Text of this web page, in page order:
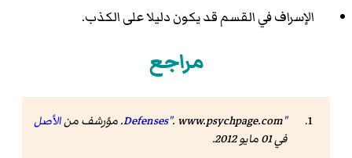
الإسراف في القسم قد يكون دليلا على الكذب.
مراجع
"Defenses". www.psychpage.com. مؤرشف من
الأصل
في 01 مايو 2012
.